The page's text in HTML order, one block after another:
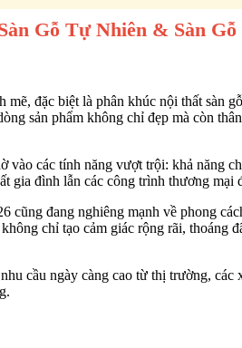
Gỗ Tự Nhiên & Sàn
đặc biệt là phân khúc nội thất sàn
sản phẩm không chỉ đẹp mà còn
vào các tính năng vượt trội: khả năng
gia đình lẫn các công trình thương mại
cũng đang nghiêng mạnh về phong
chỉ tạo cảm giác rộng rãi, thoáng
cầu ngày càng cao từ thị trường,